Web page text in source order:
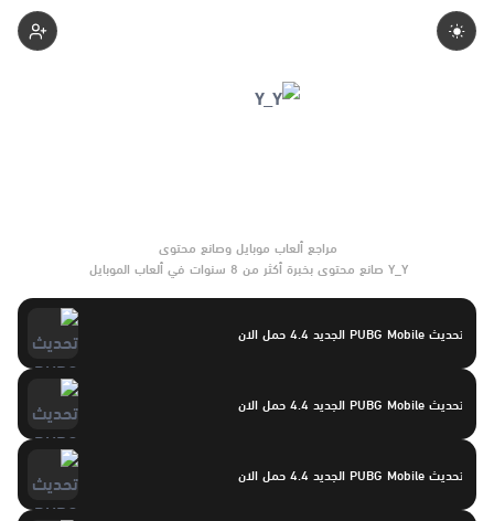
Y_Y صانع محتوى بخبرة أكثر من 8 سنوات في ألعاب الموبايل
تحديث PUBG Mobile الجديد 4.4 حمل الان
تحديث PUBG Mobile الجديد 4.4 حمل الان
تحديث PUBG Mobile الجديد 4.4 حمل الان